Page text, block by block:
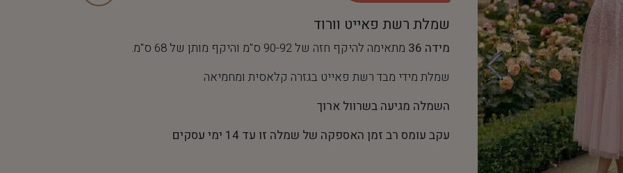
שמלת רשת פאייט וורוד
מידה 36
מתאימה להיקף חזה של 90-92 ס"מ והיקף מותן של 68 ס"מ.
שמלת מידי מבד רשת פאייט בגזרה קלאסית ומחמיאה
השמלה מגיעה בשרוול ארוך
עקב עומס רב זמן האספקה של שמלה זו עד 14 ימי עסקים